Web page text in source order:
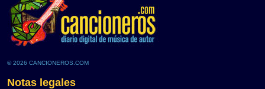
© 2026 CANCIONEROS.COM
Notas legales